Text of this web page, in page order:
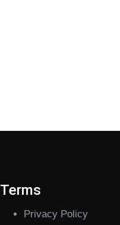
Terms
Privacy Policy